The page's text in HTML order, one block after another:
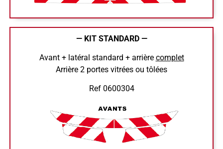
— KIT STANDARD —
Avant + latéral standard + arrière complet
Arrière 2 portes vitrées ou tôlées
Ref 0600304